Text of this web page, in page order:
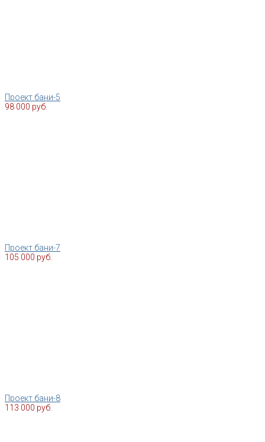
Проект бани-5
98 000 руб.
Проект бани-7
105 000 руб.
Проект бани-8
113 000 руб.